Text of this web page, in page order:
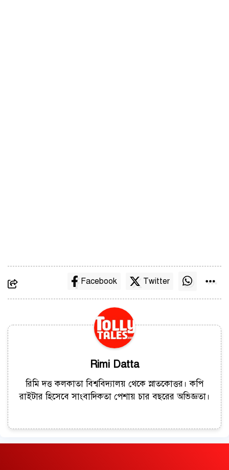
Facebook Twitter
Rimi Datta
রিমি দত্ত কলকাতা বিশ্ববিদ্যালয় থেকে স্নাতকোত্তর। কপি
রাইটার হিসেবে সাংবাদিকতা পেশায় চার বছরের অভিজ্ঞতা।